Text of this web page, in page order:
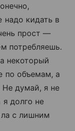
кидать в
прост —
потребляешь.
некоторый
по объемам, а
Не думай, я не
долго не
с лишним